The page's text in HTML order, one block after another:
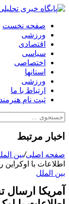
صفحه نخست
ورزشی
اقتصادی
سیاسی
اختصاصی
استانها
ورزشی
ارتباط با ما
ثبت نام
اخبار مرتبط
صفحه اصلی/بین
اطلاعات با
بین الملل
آمریکا